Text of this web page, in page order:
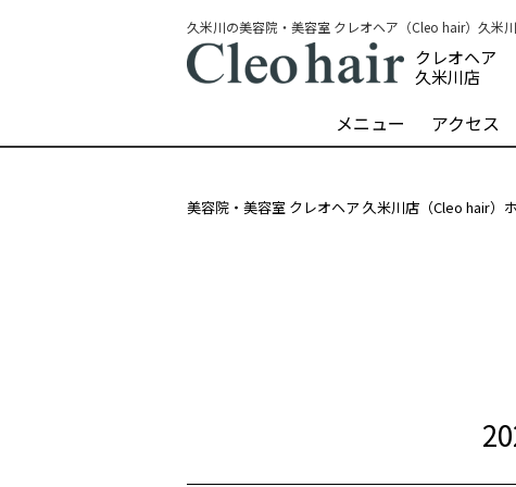
久米川の美容院・美容室 クレオヘア（Cleo hair）久米
クレオヘア
久米川店
メニュー アクセス
美容院・美容室 クレオヘア 久米川店（Cleo hair）